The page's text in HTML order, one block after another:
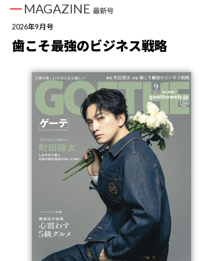
MAGAZINE 最新号
2026年9月号
歯こそ最強のビジネス戦略